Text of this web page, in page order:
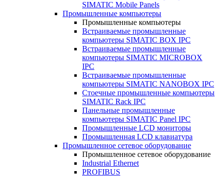
SIMATIC Mobile Panels
Промышленные компьютеры
Промышленные компьютеры
Встраиваемые промышленные
компьютеры SIMATIC BOX IPC
Встраиваемые промышленные
компьютеры SIMATIC MICROBOX
IPC
Встраиваемые промышленные
компьютеры SIMATIC NANOBOX IPC
Стоечные промышленные компьютеры
SIMATIC Rack IPC
Панельные промышленные
компьютеры SIMATIC Panel IPC
Промышленные LCD мониторы
Промышленная LCD клавиатура
Промышленное сетевое оборудование
Промышленное сетевое оборудование
Industrial Ethernet
PROFIBUS